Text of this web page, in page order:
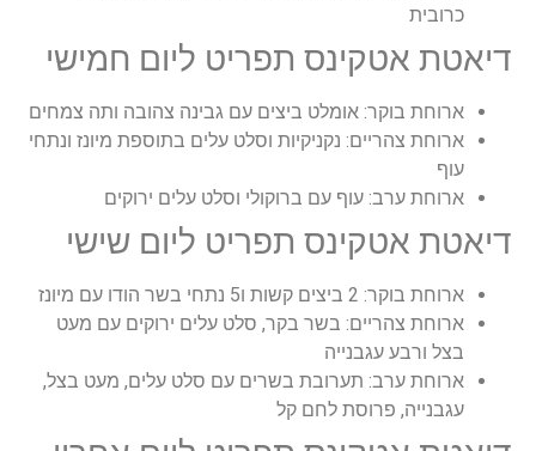
כרובית
דיאטת אטקינס תפריט ליום חמישי
ארוחת בוקר: אומלט ביצים עם גבינה צהובה ותה צמחים
ארוחת צהריים: נקניקיות וסלט עלים בתוספת מיונז ונתחי
עוף
ארוחת ערב: עוף עם ברוקולי וסלט עלים ירוקים
דיאטת אטקינס תפריט ליום שישי
ארוחת בוקר: 2 ביצים קשות ו5 נתחי בשר הודו עם מיונז
ארוחת צהריים: בשר בקר, סלט עלים ירוקים עם מעט
בצל ורבע עגבנייה
ארוחת ערב: תערובת בשרים עם סלט עלים, מעט בצל,
עגבנייה, פרוסת לחם קל